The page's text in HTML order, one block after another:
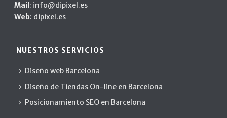
Mail : info@dipixel.es
Web: dipixel.es
NUESTROS SERVICIOS
Diseño web Barcelona
Diseño de Tiendas On-line en Barcelona
Posicionamiento SEO en Barcelona